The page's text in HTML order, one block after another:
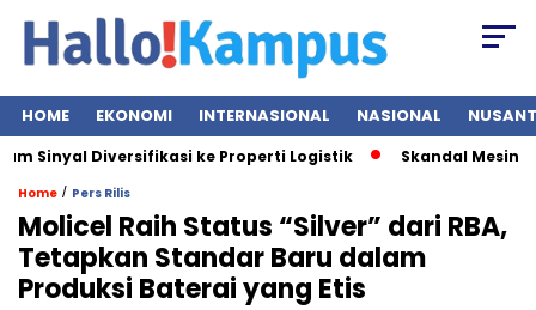
HOME EKONOMI INTERNASIONAL NASIONAL
Sinyal Diversifikasi ke Properti Logistik Skandal Mesin
Home / Pers Rilis
Molicel Raih Status “Silver” dari RBA,
Tetapkan Standar Baru dalam
Produksi Baterai yang Etis